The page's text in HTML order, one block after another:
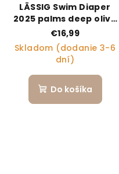
LÄSSIG Swim Diaper
2025 palms deep olive
13-18 mo.
€16,99
Skladom (dodanie 3-6
dní)
Do košíka